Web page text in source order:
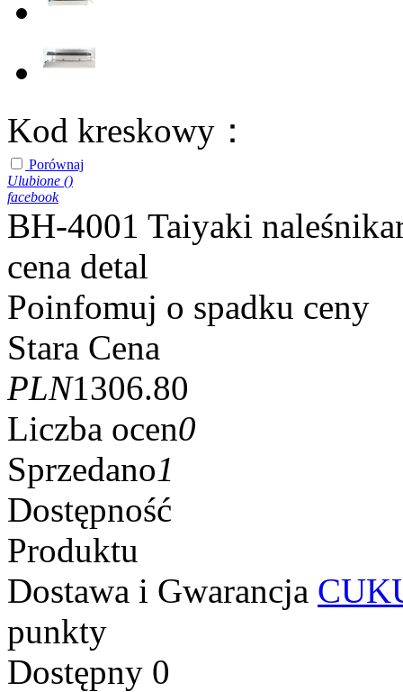
Kod kreskowy：
Porównaj
Ulubione ()
facebook
BH-4001 Taiyaki
cena detal
Poinfomuj o spadku ceny
Stara Cena
PLN1306.80
Liczba ocen0
Sprzedano1
Dostępność
Produktu
Dostawa i Gwarancja
punkty
Dostępny 0